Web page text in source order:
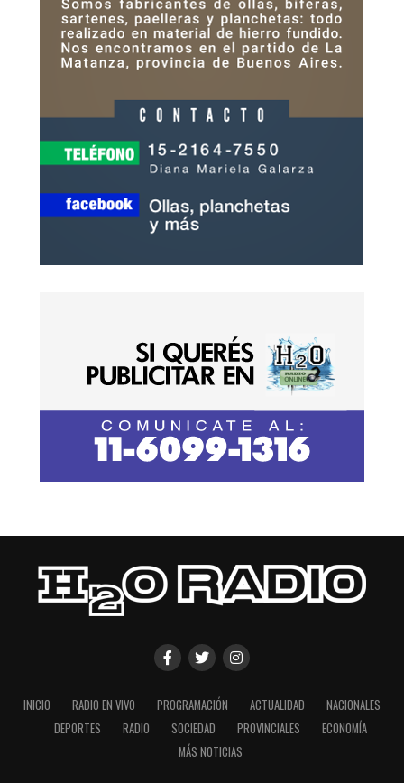
INICIO RADIO EN VIVO PROGRAMACIÓN ACTUALIDAD
NACIONALES
DEPORTES
RADIO SOCIEDAD PROVINCIALES
ECONOMÍA
MÁS NOTICIAS